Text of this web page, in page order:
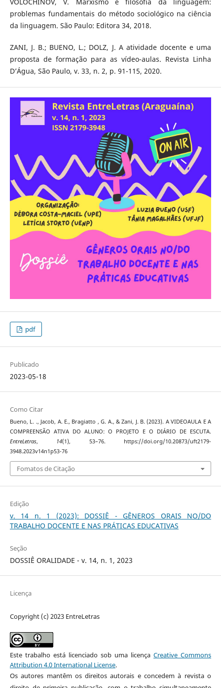
problemas fundamentais do método sociológico na ciência
da linguagem. São Paulo: Editora 34, 2018.
ZANI, J. B.; BUENO, L.; DOLZ, J. A atividade docente e uma
proposta de formação para as vídeo-aulas. Revista Linha
D’Água, São Paulo, v. 33, n. 2, p. 91-115, 2020.
pdf
Publicado
2023-05-18
Como Citar
Bueno, L. ., Jacob, A. E., Bragiatto , G. A., & Zani, J. B. (2023). A VIDEOAULA E A
COMPREENSÃO ATIVA DO ALUNO: O PROJETO E O DIÁRIO DE ESCUTA.
EntreLetras, 14(1), 53–76. https://doi.org/10.20873/uft2179-
3948.2023v14n1p53-76
Fomatos de Citação
Edição
v. 14 n. 1 (2023): DOSSIÊ - GÊNEROS ORAIS NO/DO
TRABALHO DOCENTE E NAS PRÁTICAS EDUCATIVAS
Seção
DOSSIÊ ORALIDADE - v. 14, n. 1, 2023
Licença
Copyright (c) 2023 EntreLetras
Este trabalho está licenciado sob uma licençaCreative Commons
Attribution 4.0 International License.
Os autores mantêm os direitos autorais e concedem à revista o